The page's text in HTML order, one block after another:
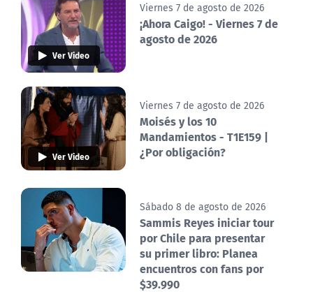
Ver Video
Viernes 7 de agosto de 2026
¡Ahora Caigo! - Viernes 7 de
agosto de 2026
Ver Video
Viernes 7 de agosto de 2026
Moisés y los 10
Mandamientos - T1E159 |
¿Por obligación?
Sábado 8 de agosto de 2026
Sammis Reyes iniciar tour
por Chile para presentar
su primer libro: Planea
encuentros con fans por
$39.990